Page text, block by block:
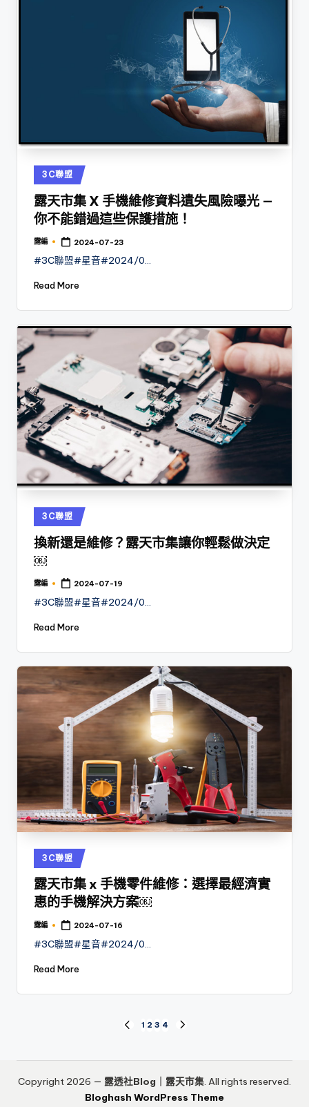
Posted
in
3C聯盟
露天市集 X 手機維修資料遺失風險曝光 —
你不能錯過這些保護措施！
Posted
露編 2024-07-23
#3C聯盟#星音#2024/0…
Read More
Posted
in
3C聯盟
換新還是維修？露天市集讓你輕鬆做決定
￼
Posted
露編 2024-07-19
#3C聯盟#星音#2024/0…
Read More
Posted
in
3C聯盟
露天市集 x 手機零件維修：選擇最經濟實
惠的手機解決方案￼
Posted
露編 2024-07-16
#3C聯盟#星音#2024/0…
Read More
章
分
PREVIOUS
1 2 3 4
Copyright 2026 — 露透社Blog｜露天市集. All rights reserved.
Bloghash WordPress Theme